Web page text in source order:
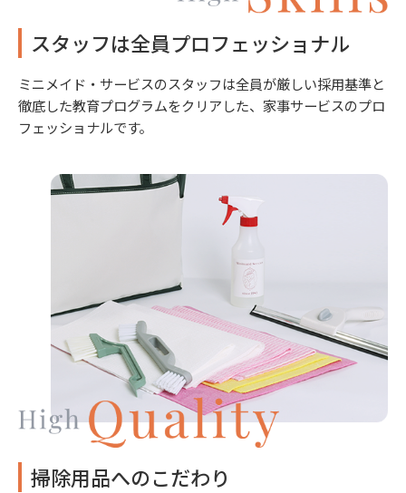
スタッフは全員プロフェッショナル
ミニメイド・サービスのスタッフは全員が厳しい採用基準と
徹底した教育プログラムをクリアした、家事サービスのプロ
フェッショナルです。
掃除用品へのこだわり